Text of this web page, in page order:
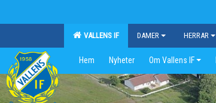
VALLENS IF DAMER HERRAR
Hem Nyheter Om Vallens IF